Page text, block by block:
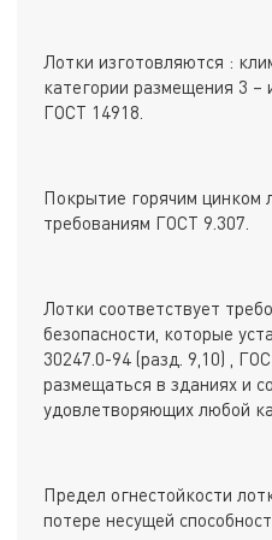
Лотки изготовляются :
категории размещения 3 –
ГОСТ 14918.
Покрытие горячим цинком
требованиям ГОСТ 9.307.
Лотки соответствует
безопасности, которые
30247.0-94 (разд. 9,10) ,
размещаться в зданиях и
удовлетворяющих любой
Предел огнестойкости
потере несущей